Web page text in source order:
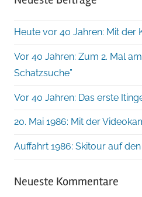
Heute vor 40 Jahren: Mit der
Vor 40 Jahren: Zum 2. Mal
Schatzsuche”
Vor 40 Jahren: Das erste
20. Mai 1986: Mit der
Auffahrt 1986: Skitour auf
Neueste Kommentare